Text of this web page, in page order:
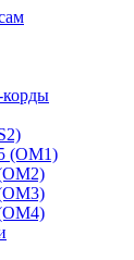
корды
(OM1)